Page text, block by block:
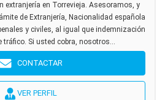
extranjería en Torrevieja. Asesoramos, y
de Extranjería, Nacionalidad española
y civiles, al igual que indemnización
tráfico. Si usted cobra, nosotros...
CONTACTAR
VER PERFIL